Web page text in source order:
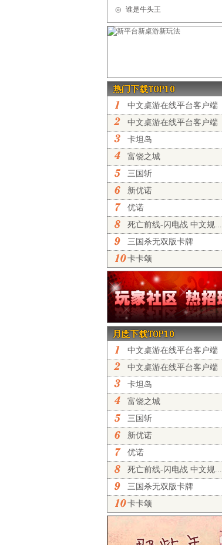
◎ 谁是牛头王
中文桌游在线平台客户端
完...
中文桌游在线平台客户端
正...
卡坦岛
富饶之城
三国斩
新优诺
优诺
死亡前线-闪电战 中文规...
三国杀无双版卡牌
卡卡颂
中文桌游在线平台客户端
完...
中文桌游在线平台客户端
正...
卡坦岛
富饶之城
三国斩
新优诺
优诺
死亡前线-闪电战 中文规...
三国杀无双版卡牌
卡卡颂